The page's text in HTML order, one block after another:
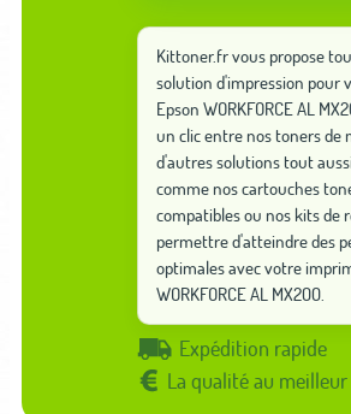
Kittoner.fr vous propose
solution d'impression pour
Epson WORKFORCE AL
un clic entre nos toners de
d'autres solutions tout
comme nos cartouches
compatibles ou nos kits de
permettre d'atteindre des
optimales avec votre
WORKFORCE AL MX200.
Expédition rapide
La qualité au